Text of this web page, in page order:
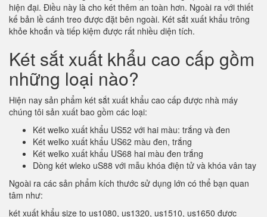
hiện đại. Điều này là cho két thêm an toàn hơn. Ngoài ra với thiết
kế bản lề cánh treo được đặt bên ngoài. Két sắt xuất khẩu trông
khỏe khoắn và tiếp kiệm được rất nhiều diện tích.
Két sắt xuất khẩu cao cấp gồm
những loại nào?
Hiện nay sản phẩm két sắt xuất khẩu cao cấp được nhà máy
chúng tôi sản xuất bao gồm các loại:
Két welko xuất khẩu US52 với hai màu: trắng và đen
Két welko xuất khẩu US62 màu đen, trắng
Két welko xuất khẩu US68 hai màu đen trắng
Dòng két wleko uS88 với mẫu khóa điện tử và khóa vân tay
Ngoài ra các sản phẩm kích thước sử dụng lớn có thể bạn quan
tâm như:
két xuất khẩu size to us1080, us1320, us1510, us1650 được